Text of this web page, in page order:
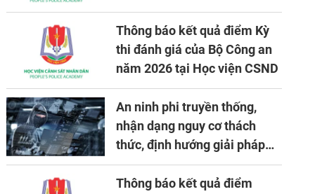
tính
Thông báo kết quả điểm Kỳ
thi đánh giá của Bộ Công an
năm 2026 tại Học viện CSND
An ninh phi truyền thống,
nhận dạng nguy cơ thách
thức, định hướng giải pháp
đảm bảo an ninh quốc gia
trong tình hình hiện nay
Thông báo kết quả điểm